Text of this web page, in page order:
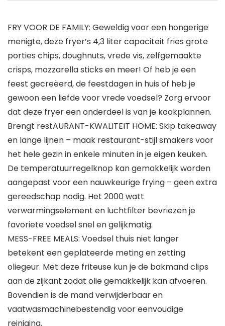
FRY VOOR DE FAMILY: Geweldig voor een hongerige
menigte, deze fryer’s 4,3 liter capaciteit fries grote
porties chips, doughnuts, vrede vis, zelfgemaakte
crisps, mozzarella sticks en meer! Of heb je een
feest gecreëerd, de feestdagen in huis of heb je
gewoon een liefde voor vrede voedsel? Zorg ervoor
dat deze fryer een onderdeel is van je kookplannen.
Brengt restAURANT-KWALITEIT HOME: Skip takeaway
en lange lijnen – maak restaurant-stijl smakers voor
het hele gezin in enkele minuten in je eigen keuken.
De temperatuurregelknop kan gemakkelijk worden
aangepast voor een nauwkeurige frying – geen extra
gereedschap nodig. Het 2000 watt
verwarmingselement en luchtfilter bevriezen je
favoriete voedsel snel en gelijkmatig.
MESS-FREE MEALS: Voedsel thuis niet langer
betekent een geplateerde meting en zetting
oliegeur. Met deze friteuse kun je de bakmand clips
aan de zijkant zodat olie gemakkelijk kan afvoeren.
Bovendien is de mand verwijderbaar en
vaatwasmachinebestendig voor eenvoudige
reiniging.